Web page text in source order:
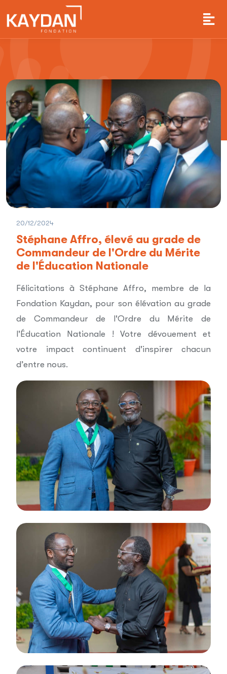
20/12/2024
Stéphane Affro, élevé au grade de
Commandeur de l'Ordre du Mérite
de l'Éducation Nationale
Félicitations à Stéphane Affro, membre de la
Fondation Kaydan, pour son élévation au grade
de Commandeur de l'Ordre du Mérite de
l'Éducation Nationale ! Votre dévouement et
votre impact continuent d'inspirer chacun
d’entre nous.